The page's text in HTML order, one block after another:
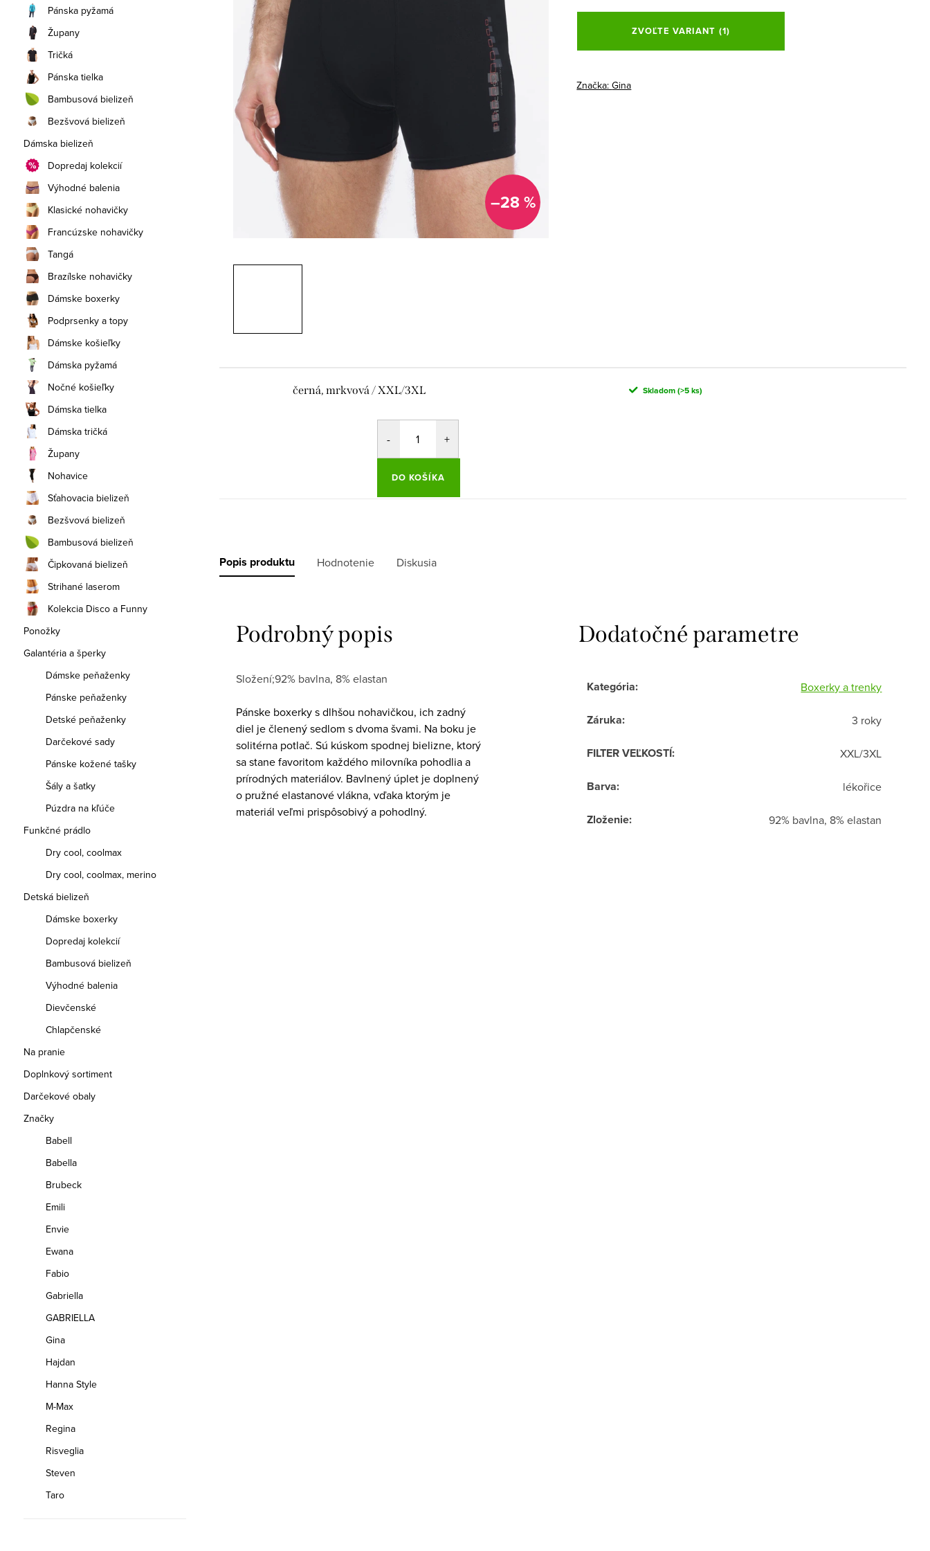
a
n
e
l
Pánska pyžamá
Župany
Tričká
Pánska tielka
Bambusová bielizeň
Bezšvová bielizeň
Dámska bielizeň
Dopredaj kolekcií
Výhodné balenia
Klasické nohavičky
Francúzske nohavičky
Tangá
Brazílske nohavičky
Dámske boxerky
Podprsenky a topy
Dámske košieľky
Dámska pyžamá
Nočné košieľky
Dámska tielka
Dámska tričká
Župany
Nohavice
Sťahovacia bielizeň
Bezšvová bielizeň
Bambusová bielizeň
Čipkovaná bielizeň
Strihané laserom
Kolekcia Disco a Funny
Ponožky
Galantéria a šperky
Dámske peňaženky
Pánske peňaženky
Detské peňaženky
Darčekové sady
Pánske kožené tašky
Šály a šatky
Púzdra na kľúče
Funkčné prádlo
Dry cool, coolmax
Dry cool, coolmax, merino
Detská bielizeň
Dámske boxerky
Dopredaj kolekcií
Bambusová bielizeň
Výhodné balenia
Dievčenské
Chlapčenské
Na pranie
Doplnkový sortiment
Darčekové obaly
Značky
Babell
Babella
Brubeck
Emili
Envie
Ewana
Fabio
Gabriella
GABRIELLA
Gina
Hajdan
Hanna Style
M-Max
Regina
Risveglia
Steven
Taro
–28 %
Jednotková
ZVOĽTE VARIANT (1)
Značka:Gina
černá, mrkvová / XXL/3XL Skladom(>5 ks)
DO KOŠÍKA
Popis produktu Hodnotenie Diskusia
Podrobný popis
Složení;92% bavlna, 8% elastan
Pánske boxerky s dlhšou nohavičkou, ich zadný
diel je členený sedlom s dvoma švami. Na boku je
solitérna potlač. Sú kúskom spodnej bielizne, ktorý
sa stane favoritom každého milovníka pohodlia a
prírodných materiálov. Bavlnený úplet je doplnený
o pružné elastanové vlákna, vďaka ktorým je
materiál veľmi prispôsobivý a pohodlný.
Dodatočné parametre
Kategória: Boxerky a trenky
Záruka: 3 roky
FILTER VEĽKOSTÍ: XXL/3XL
Barva: lékořice
Zloženie: 92% bavlna, 8% elastan